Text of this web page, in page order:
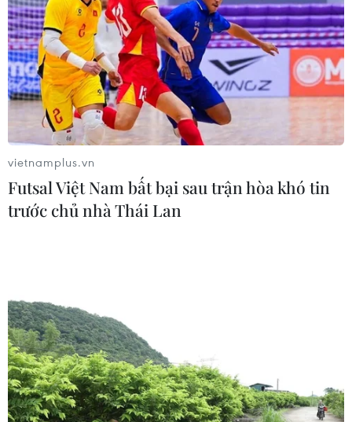
vietnamplus.vn
Futsal Việt Nam bất bại sau trận hòa khó tin
trước chủ nhà Thái Lan